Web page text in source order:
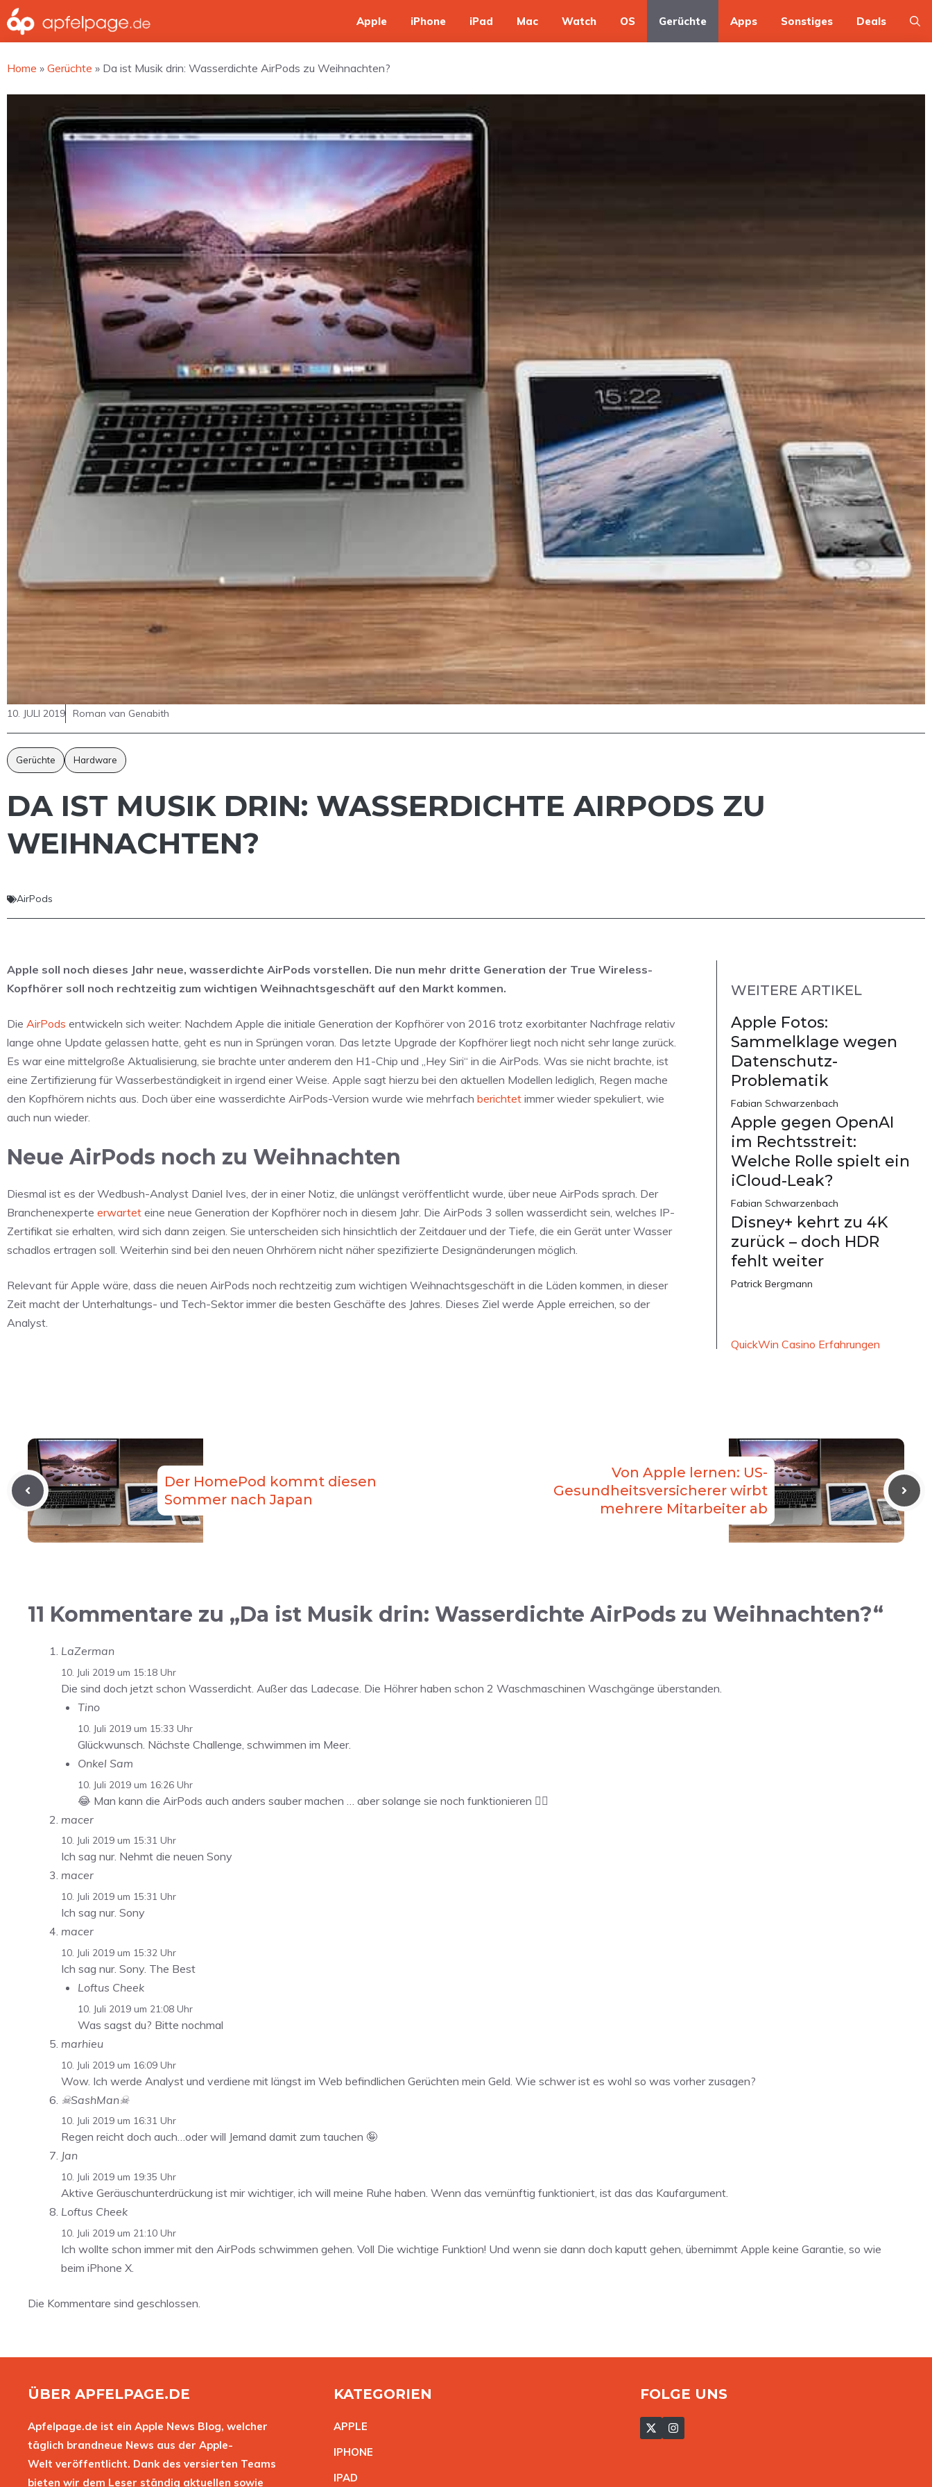
Zum
Inhalt
springen
Apple iPhone iPad Mac Watch OS Gerüchte Apps Sonstiges Deals
Home » Gerüchte » Da ist Musik drin: Wasserdichte AirPods zu Weihnachten?
10. JULI 2019 Roman van Genabith
Gerüchte Hardware
DA IST MUSIK DRIN: WASSERDICHTE AIRPODS ZU
WEIHNACHTEN?
AirPods
Apple soll noch dieses Jahr neue, wasserdichte AirPods vorstellen. Die nun mehr dritte Generation der True Wireless-
Kopfhörer soll noch rechtzeitig zum wichtigen Weihnachtsgeschäft auf den Markt kommen.
Die AirPods entwickeln sich weiter: Nachdem Apple die initiale Generation der Kopfhörer von 2016 trotz exorbitanter Nachfrage relativ
lange ohne Update gelassen hatte, geht es nun in Sprüngen voran. Das letzte Upgrade der Kopfhörer liegt noch nicht sehr lange zurück.
Es war eine mittelgroße Aktualisierung, sie brachte unter anderem den H1-Chip und „Hey Siri“ in die AirPods. Was sie nicht brachte, ist
eine Zertifizierung für Wasserbeständigkeit in irgend einer Weise. Apple sagt hierzu bei den aktuellen Modellen lediglich, Regen mache
den Kopfhörern nichts aus. Doch über eine wasserdichte AirPods-Version wurde wie mehrfach berichtet immer wieder spekuliert, wie
auch nun wieder.
Neue AirPods noch zu Weihnachten
Diesmal ist es der Wedbush-Analyst Daniel Ives, der in einer Notiz, die unlängst veröffentlicht wurde, über neue AirPods sprach. Der
Branchenexperte erwartet eine neue Generation der Kopfhörer noch in diesem Jahr. Die AirPods 3 sollen wasserdicht sein, welches IP-
Zertifikat sie erhalten, wird sich dann zeigen. Sie unterscheiden sich hinsichtlich der Zeitdauer und der Tiefe, die ein Gerät unter Wasser
schadlos ertragen soll. Weiterhin sind bei den neuen Ohrhörern nicht näher spezifizierte Designänderungen möglich.
Relevant für Apple wäre, dass die neuen AirPods noch rechtzeitig zum wichtigen Weihnachtsgeschäft in die Läden kommen, in dieser
Zeit macht der Unterhaltungs- und Tech-Sektor immer die besten Geschäfte des Jahres. Dieses Ziel werde Apple erreichen, so der
Analyst.
WEITERE ARTIKEL
Apple Fotos:
Sammelklage wegen
Datenschutz-
Problematik
Fabian Schwarzenbach
Apple gegen OpenAI
im Rechtsstreit:
Welche Rolle spielt ein
iCloud-Leak?
Fabian Schwarzenbach
Disney+ kehrt zu 4K
zurück – doch HDR
fehlt weiter
Patrick Bergmann
QuickWin Casino Erfahrungen
Der HomePod kommt diesen
Sommer nach Japan
Von Apple lernen: US-
Gesundheitsversicherer wirbt
mehrere Mitarbeiter ab
11 Kommentare zu „Da ist Musik drin: Wasserdichte AirPods zu Weihnachten?“
LaZerman
10. Juli 2019 um 15:18 Uhr
Die sind doch jetzt schon Wasserdicht. Außer das Ladecase. Die Höhrer haben schon 2 Waschmaschinen Waschgänge überstanden.
Tino
10. Juli 2019 um 15:33 Uhr
Glückwunsch. Nächste Challenge, schwimmen im Meer.
Onkel Sam
10. Juli 2019 um 16:26 Uhr
😂 Man kann die AirPods auch anders sauber machen … aber solange sie noch funktionieren 👍🏻
macer
10. Juli 2019 um 15:31 Uhr
Ich sag nur. Nehmt die neuen Sony
macer
10. Juli 2019 um 15:31 Uhr
Ich sag nur. Sony
macer
10. Juli 2019 um 15:32 Uhr
Ich sag nur. Sony. The Best
Loftus Cheek
10. Juli 2019 um 21:08 Uhr
Was sagst du? Bitte nochmal
marhieu
10. Juli 2019 um 16:09 Uhr
Wow. Ich werde Analyst und verdiene mit längst im Web befindlichen Gerüchten mein Geld. Wie schwer ist es wohl so was vorher zusagen?
☠SashMan☠
10. Juli 2019 um 16:31 Uhr
Regen reicht doch auch…oder will Jemand damit zum tauchen 🤪
Jan
10. Juli 2019 um 19:35 Uhr
Aktive Geräuschunterdrückung ist mir wichtiger, ich will meine Ruhe haben. Wenn das vernünftig funktioniert, ist das das Kaufargument.
Loftus Cheek
10. Juli 2019 um 21:10 Uhr
Ich wollte schon immer mit den AirPods schwimmen gehen. Voll Die wichtige Funktion! Und wenn sie dann doch kaputt gehen, übernimmt Apple keine Garantie, so wie
beim iPhone X.
Die Kommentare sind geschlossen.
ÜBER APFELPAGE.DE
Apfelpage.de ist ein Apple News Blog, welcher
täglich brandneue News aus der Apple-
Welt veröffentlicht. Dank des versierten Teams
bieten wir dem Leser ständig aktuellen sowie
KATEGORIEN
APPLE
IPHONE
IPAD
FOLGE UNS